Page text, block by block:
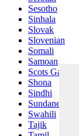
Sesotho
Sinhala
Slovak
Slovenian
Somali
Samoan
Scots Gaelic
Shona
Sindhi
Sundanese
Swahili
Tajik